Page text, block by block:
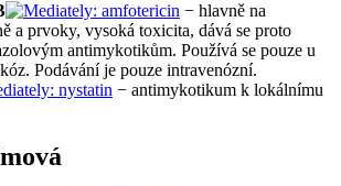
− hlavně na
a prvoky, vysoká toxicita, dává se proto
antimykotikům. Používá se pouze u
Podávání je pouze intravenózní.
− antimykotikum k lokálnímu